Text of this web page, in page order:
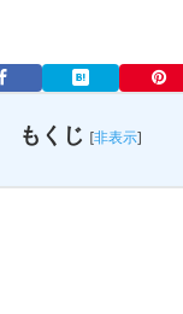
もくじ [非表示]